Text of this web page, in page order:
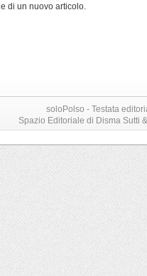
di un nuovo articolo.
soloPolso - Testata
Spazio Editoriale di Disma Sutti